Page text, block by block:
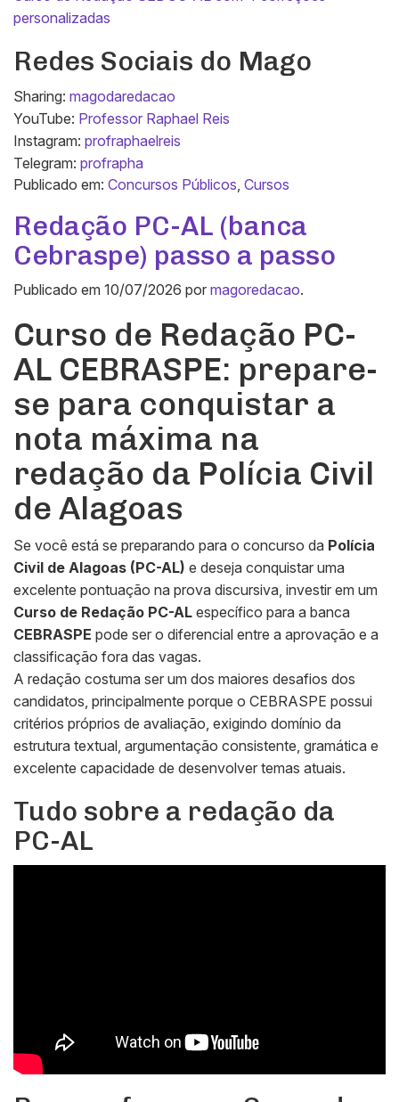
personalizadas
Redes Sociais do Mago
Sharing: magodaredacao
YouTube: Professor Raphael Reis
Instagram: profraphaelreis
Telegram: profrapha
Publicado em: Concursos Públicos, Cursos
Redação PC-AL (banca
Cebraspe) passo a passo
Publicado em 10/07/2026 por magoredacao.
Curso de Redação PC-
AL CEBRASPE: prepare-
se para conquistar a
nota máxima na
redação da Polícia Civil
de Alagoas
Se você está se preparando para o concurso da Polícia
Civil de Alagoas (PC-AL) e deseja conquistar uma
excelente pontuação na prova discursiva, investir em um
Curso de Redação PC-AL específico para a banca
CEBRASPE pode ser o diferencial entre a aprovação e a
classificação fora das vagas.
A redação costuma ser um dos maiores desafios dos
candidatos, principalmente porque o CEBRASPE possui
critérios próprios de avaliação, exigindo domínio da
estrutura textual, argumentação consistente, gramática e
excelente capacidade de desenvolver temas atuais.
Tudo sobre a redação da
PC-AL